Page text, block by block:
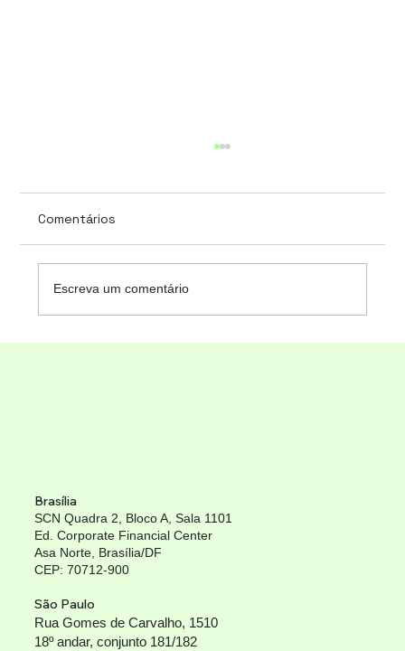
Comentários
Escreva um comentário
Brasília
SCN Quadra 2, Bloco A, Sala 1101
Ed. Corporate Financial Center
Asa Norte, Brasília/DF
CEP: 70712-900
São Paulo
Rua Gomes de Carvalho, 1510
18º andar, conjunto 181/182